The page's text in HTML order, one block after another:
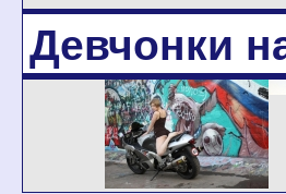
Девчонки